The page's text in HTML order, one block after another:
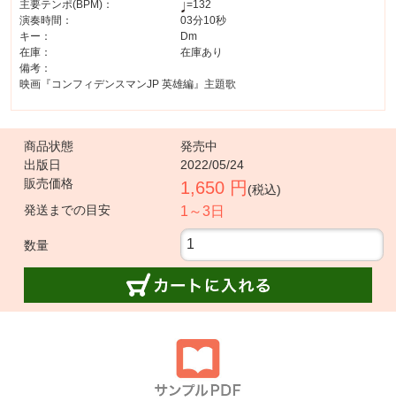
主要テンポ(BPM)：
=132
演奏時間：
03分10秒
キー：
Dm
在庫：
在庫あり
備考：
映画『コンフィデンスマンJP 英雄編』主題歌
商品状態
発売中
出版日
2022/05/24
販売価格
1,650 円 (税込)
発送までの目安
1～3日
数量